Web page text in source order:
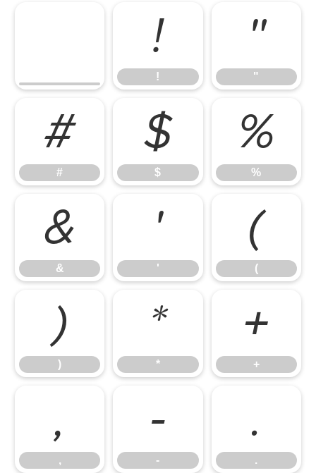
!
!
"
"
#
#
$
$
%
%
&
&
'
'
(
(
)
)
*
*
+
+
,
,
-
-
.
.